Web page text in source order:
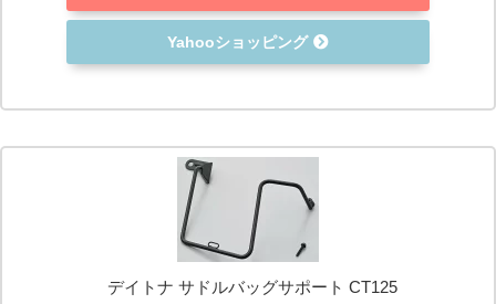
Yahooショッピング
デイトナ サドルバッグサポート CT125